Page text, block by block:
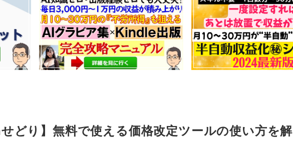
せどり】無料で使える価格改定ツールの使い方を解